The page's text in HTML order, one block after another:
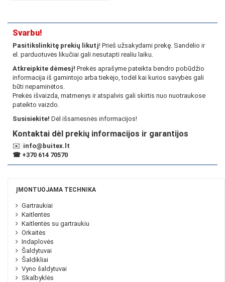
Svarbu!
Pasitikslinkitę prekių likutį! Prieš užsakydami prekę. Sandėlio ir
el. parduotuvės likučiai gali nesutapti realiu laiku.
Atkreipkite dėmesį! Prekės aprašyme pateikta bendro pobūdžio
informacija iš gamintojo arba tiekėjo, todėl kai kurios savybės gali
būti nepaminėtos.
Prekės išvaizda, matmenys ir atspalvis gali skirtis nuo nuotraukose
pateikto vaizdo.
Susisiekite! Dėl išsamesnės informacijos!
Kontaktai dėl prekių informacijos ir garantijos
✉️ info@buitex.lt
☎ +370 614 70570
ĮMONTUOJAMA TECHNIKA
Gartraukiai
Kaitlentės
Kaitlentės su gartraukiu
Orkaitės
Indaplovės
Šaldytuvai
Šaldikliai
Vyno šaldytuvai
Skalbyklės